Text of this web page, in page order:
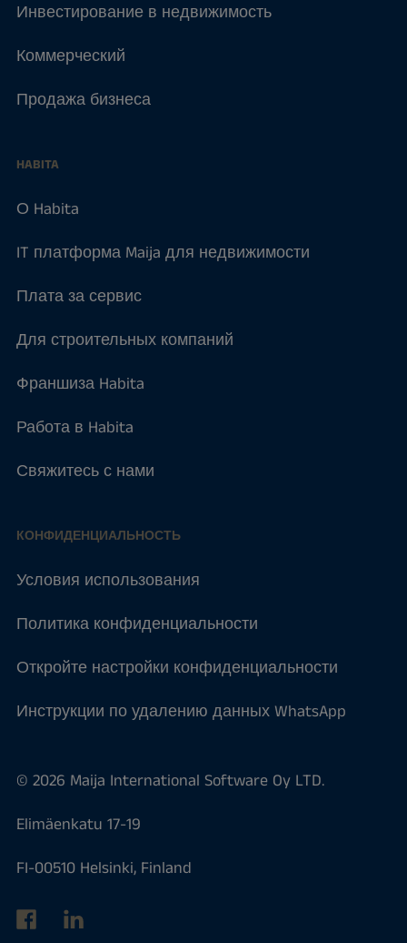
Инвестирование в недвижимость
Коммерческий
Продажа бизнеса
HABITA
О Habita
IT платформа Maija для недвижимости
Плата за сервис
Для строительных компаний
Франшиза Habita
Работа в Habita
Свяжитесь с нами
КОНФИДЕНЦИАЛЬНОСТЬ
Условия использования
Политика конфиденциальности
Откройте настройки конфиденциальности
Инструкции по удалению данных WhatsApp
© 2026 Maija International Software Oy LTD.
Elimäenkatu 17-19
FI-00510 Helsinki, Finland